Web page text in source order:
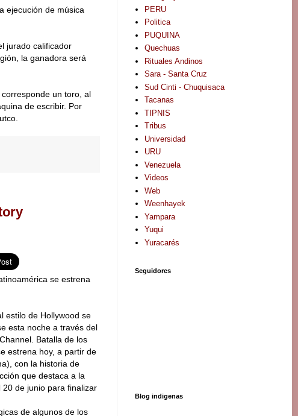
ejecución de música
jurado calificador
la ganadora será
un toro, al
de escribir. Por
se estrena
estilo de Hollywood se
esta noche a través del
Batalla de los
estrena hoy, a partir de
con la historia de
que destaca a la
de junio para finalizar
de algunos de los
PERU
Politica
PUQUINA
Quechuas
Rituales Andinos
Sara - Santa Cruz
Sud Cinti - Chuquisaca
Tacanas
TIPNIS
Tribus
Universidad
URU
Venezuela
Videos
Web
Weenhayek
Yampara
Yuqui
Yuracarés
Seguidores
Blog indigenas